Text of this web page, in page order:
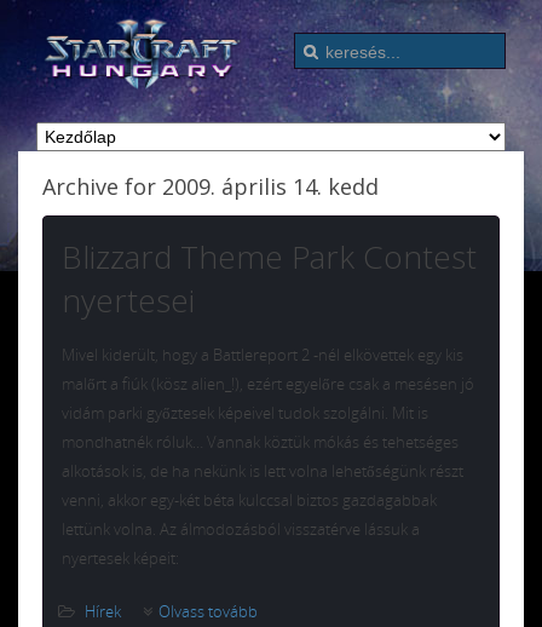
Archive for 2009. április 14. kedd
Blizzard Theme Park Contest
nyertesei
Mivel kiderült, hogy a Battlereport 2 -nél elkövettek egy kis
malőrt a fiúk (kösz alien_!), ezért egyelőre csak a mesésen jó
vidám parki győztesek képeivel tudok szolgálni. Mit is
mondhatnék róluk… Vannak köztük mókás és tehetséges
alkotások is, de ha nekünk is lett volna lehetőségünk részt
venni, akkor egy-két béta kulccsal biztos gazdagabbak
lettünk volna. Az álmodozásból visszatérve lássuk a
nyertesek képeit:
Hírek Olvass tovább